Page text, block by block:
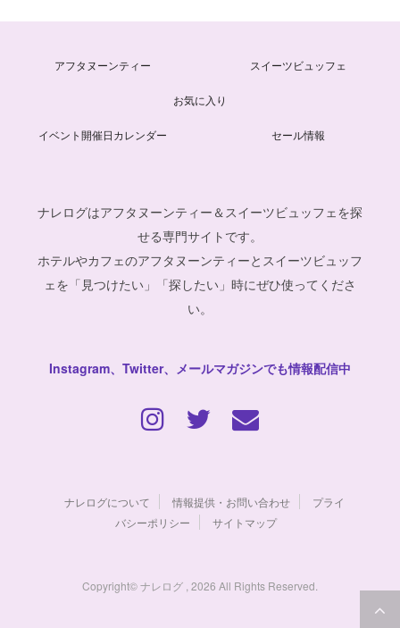
アフタヌーンティー スイーツビュッフェ
お気に入り
イベント開催日カレンダー セール情報
ナレログはアフタヌーンティー＆スイーツビュッフェを探
せる専門サイトです。
ホテルやカフェのアフタヌーンティーとスイーツビュッフ
ェを「見つけたい」「探したい」時にぜひ使ってくださ
い。
Instagram、Twitter、メールマガジンでも情報配信中
ナレログについて 情報提供・お問い合わせ
プライ
バシーポリシー
サイトマップ
Copyright© ナレログ , 2026 All Rights Reserved.